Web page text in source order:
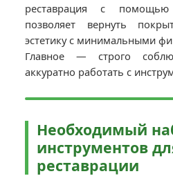
реставрация с помощью
позволяет вернуть
эстетику с минимальными
Главное — строго
аккуратно работать с
Необходимый
инструментов
реставрации